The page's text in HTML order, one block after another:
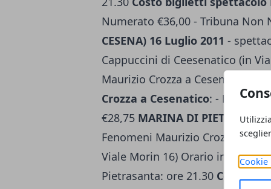
Cookie
Numerato €36,00 - Tribuna Non
CESENA) 16 Luglio 2011 -
Cappuccini di Ceesenatico (in
Maurizio Crozza a Cesenatico:
Crozza a Cesenatico: - Platea
€28,75 MARINA DI
Fenomeni Maurizio Crozza al
Viale Morin 16) Orario inizio
Pietrasanta: ore 21.30 Costo